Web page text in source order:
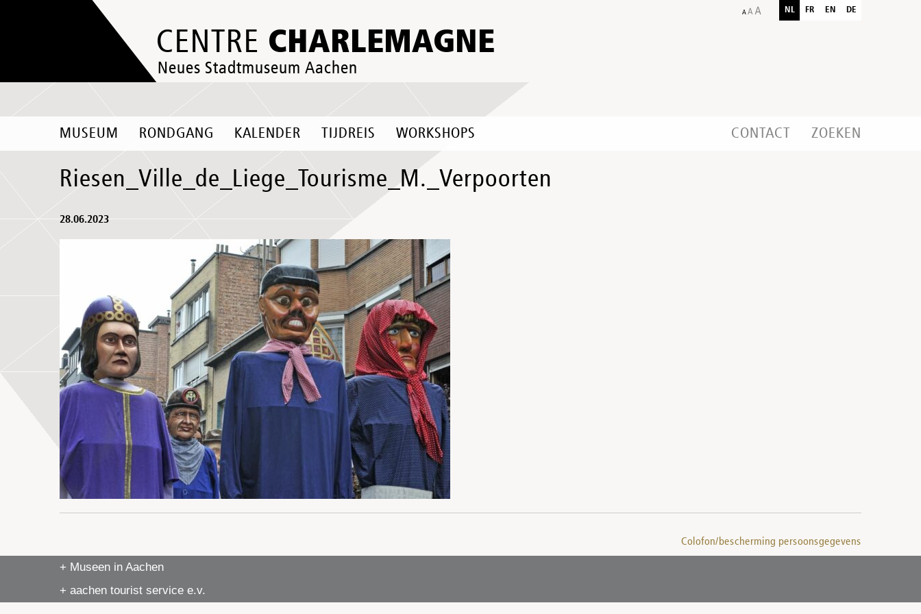
CENTRE CHARLEMAGNE
Neues Stadtmuseum Aachen
NL FR EN DE
MUSEUM RONDGANG KALENDER TIJDREIS WORKSHOPS CONTACT ZOEKEN
Riesen_Ville_de_Liege_Tourisme_M._Verpoorten
28.06.2023
Colofon/bescherming persoonsgegevens
+ Museen in Aachen
+ aachen tourist service e.v.